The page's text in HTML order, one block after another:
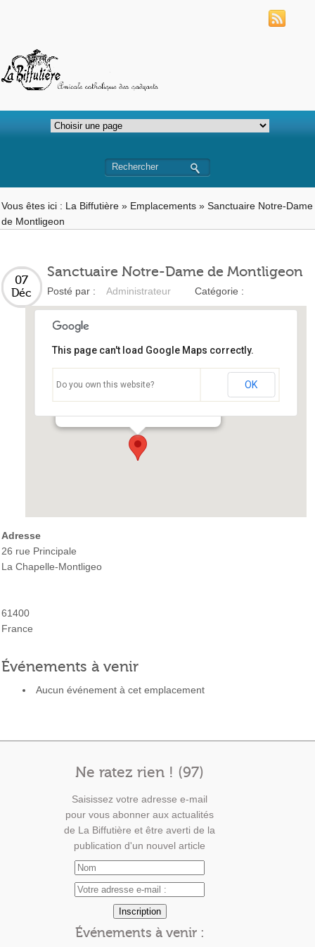
Vous êtes ici : La Biffutière » Emplacements »Sanctuaire Notre-Dame
de Montligeon
Sanctuaire Notre-Dame de Montligeon
07
Déc Posté par : Administrateur Catégorie :
Sanctuaire Notre-Dame de Montligeon
This page can't load Google Maps correctly.
Do you own this website? OK
Adresse
26 rue Principale
La Chapelle-Montligeo
61400
France
Événements à venir
Aucun événement à cet emplacement
Ne ratez rien ! (97)
Saisissez votre adresse e-mail
pour vous abonner aux actualités
de La Biffutière et être averti de la
publication d'un nouvel article
Événements à venir :